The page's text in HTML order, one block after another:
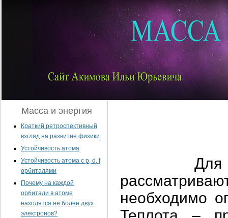
Масса и энергия
Краткий ретроспективный
взгляд на развитие физики
Устойчивость атома
Устойчивость атома с p, d, f
орбиталями
Почему на каждой
орбитали в атоме
находятся не более двух
электронов?
Для
необходимо